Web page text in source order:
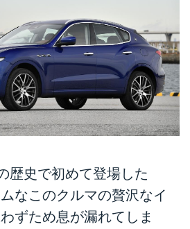
歴史で初めて登場した
なこのクルマの贅沢なイ
ずため息が漏れてしま